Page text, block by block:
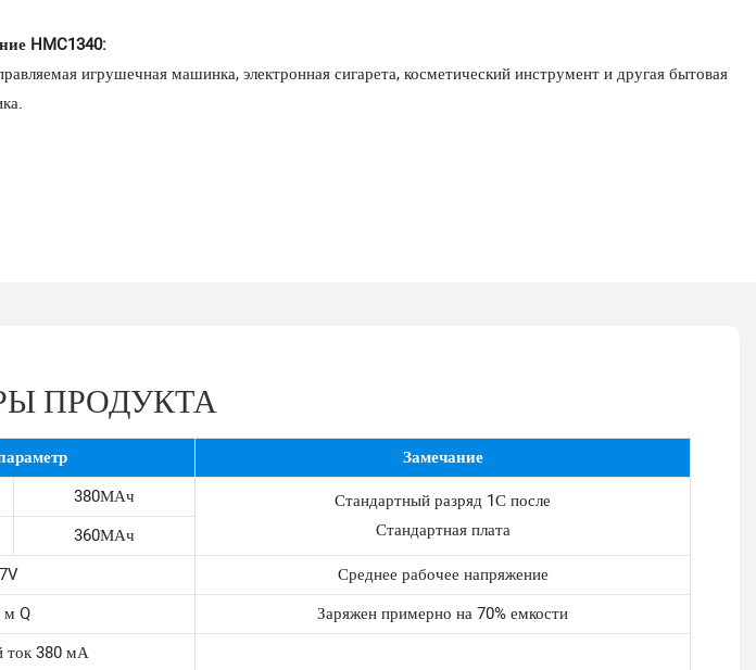
HMC1340:
игрушечная машинка, электронная сигарета, косметический инструмент и другая бытовая
ПРОДУКТА
Замечание
380МАч
Стандартный разряд 1С после
Стандартная плата
360МАч
Среднее рабочее напряжение
м Q Заряжен примерно на 70% емкости
ток 380 мА